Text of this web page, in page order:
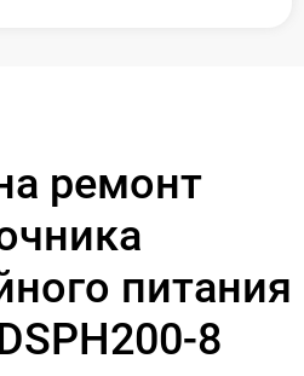
ремонт
питания
8